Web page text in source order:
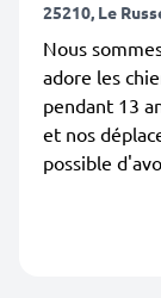
25210, Le
Nous
adore les
pendant 13
et nos
possible